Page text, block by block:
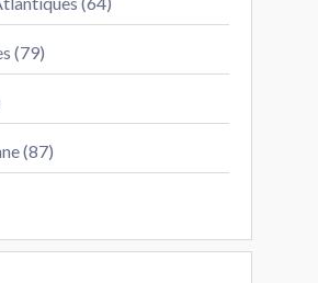
(79)
(87)